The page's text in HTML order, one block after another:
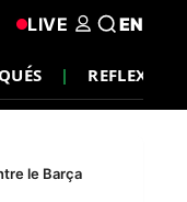
REFLEXION
LIVE EN
le Barça